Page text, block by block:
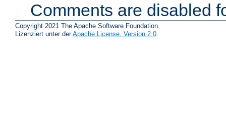
Comments are disabled
Copyright 2021 The Apache Software Foundation.
Lizenziert unter derApache License, Version 2.0